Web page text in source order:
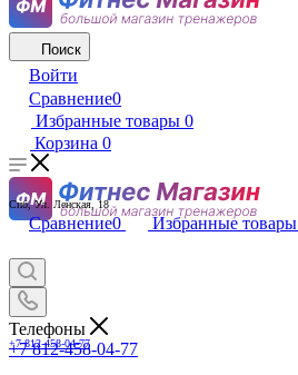
Поиск
Войти
Сравнение0
Избранные товары 0
Корзина 0
Спб, Ул. Ленская, 18
Сравнение0 Избранные товары
+7 812-458-04-77
Телефоны
+7 812-458-04-77